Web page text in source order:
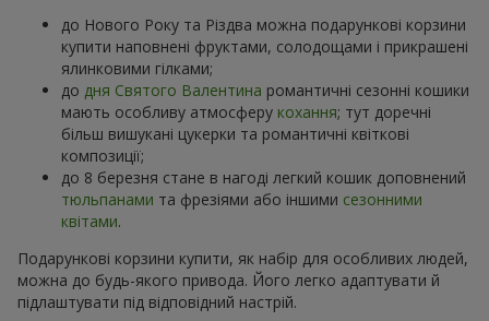
до Нового Року та Різдва можна подарункові корзини
купити наповнені фруктами, солодощами і прикрашені
ялинковими гілками;
до дня Святого Валентина романтичні сезонні кошики
мають особливу атмосферу кохання; тут доречні
більш вишукані цукерки та романтичні квіткові
композиції;
до 8 березня стане в нагоді легкий кошик доповнений
тюльпанами та фрезіями або іншими сезонними
квітами.
Подарункові корзини купити, як набір для особливих людей,
можна до будь-якого привода. Його легко адаптувати й
підлаштувати під відповідний настрій.